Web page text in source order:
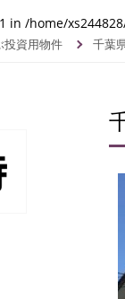
in /home/
投資用物件 千葉